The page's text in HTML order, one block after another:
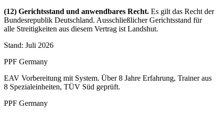
(12) Gerichtsstand und anwendbares Recht. Es gilt das Recht der
Bundesrepublik Deutschland. Ausschließlicher Gerichtsstand für
alle Streitigkeiten aus diesem Vertrag ist Landshut.
Stand: Juli 2026
PPF Germany
EAV Vorbereitung mit System. Über 8 Jahre Erfahrung, Trainer aus
8 Spezialeinheiten, TÜV Süd geprüft.
PPF Germany